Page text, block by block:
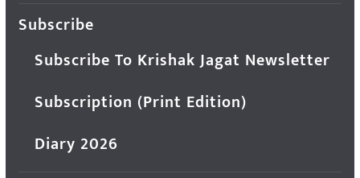
Subscribe
Subscribe To Krishak Jagat Newsletter
Subscription (Print Edition)
Diary 2026